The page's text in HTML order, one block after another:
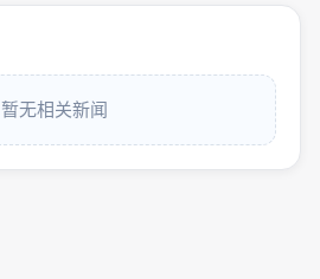
暂无相关新闻